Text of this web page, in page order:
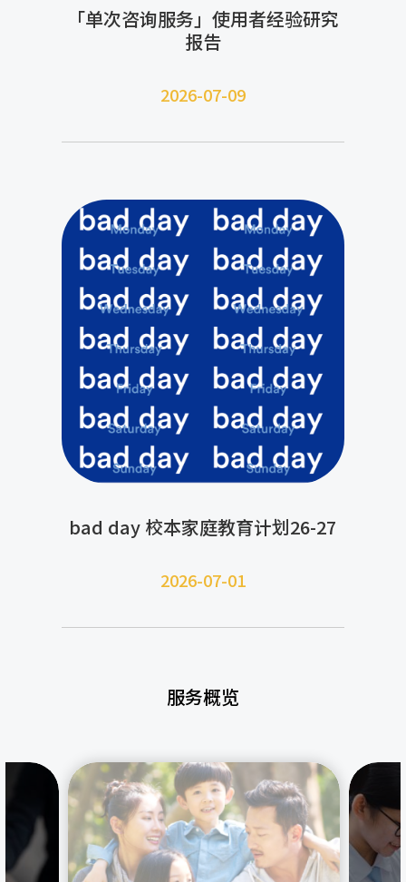
「单次咨询服务」使用者经验研究
报告
2026-07-09
bad day 校本家庭教育计划26-27
2026-07-01
服务概览